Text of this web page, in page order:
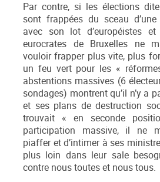
Par contre, si les élections
sont frappées du sceau
avec son lot d’européistes et
eurocrates de Bruxelles ne
vouloir frapper plus vite, plus
un feu vert pour les «
abstentions massives (6
sondages) montrent qu’il n’y a
et ses plans de destruction
trouvait « en seconde
participation massive, il ne
piaffer et d’intimer à ses
plus loin dans leur sale
contre nous toutes et nous tous.